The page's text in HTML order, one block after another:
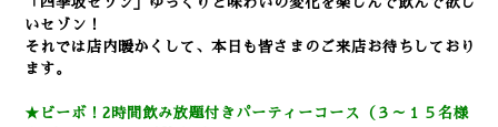
いセゾン！
それでは店内暖かくして、本日も皆さまのご来店お待ちしており
ます。
★ビーボ！2時間飲み放題付きパーティーコース（３～１５名様